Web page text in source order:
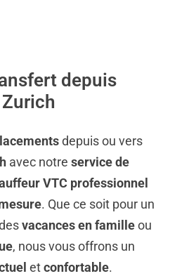
depuis
depuis ou vers
avec notre service de
VTC professionnel
. Que ce soit pour un
vacances en familleou
, nous vous offrons un
etconfortable.